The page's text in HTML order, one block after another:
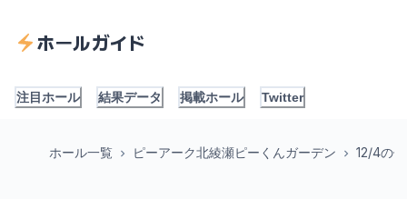
ホールガイド
注目ホール 結果データ 掲載ホール Twitter
ホール一覧 ピーアーク北綾瀬ピーくんガーデン 12/4の